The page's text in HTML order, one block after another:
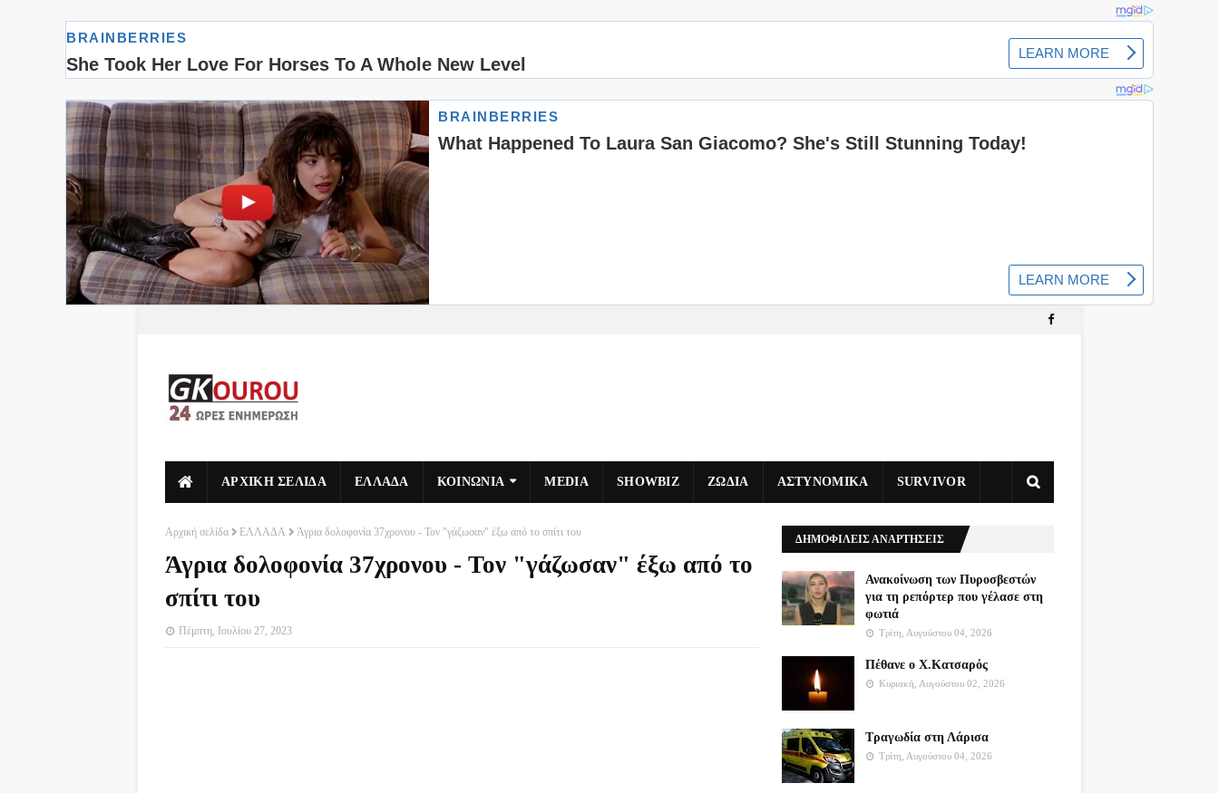
ΑΡΧΙΚΗ ΣΕΛΙΔΑ ΕΛΛΑΔΑ ΚΟΙΝΩΝΙΑ MEDIA SHOWBIZ ΖΩΔΙΑ ΑΣΤΥΝΟΜΙΚΑ SURVIVOR
Αρχική σελίδα ΕΛΛΑΔΑ Άγρια δολοφονία 37χρονου - Τον "γάζωσαν" έξω από το σπίτι του
Άγρια δολοφονία 37χρονου - Τον "γάζωσαν" έξω από το
σπίτι του
Πέμπτη, Ιουλίου 27, 2023
ΔΗΜΟΦΙΛΕΙΣ ΑΝΑΡΤΗΣΕΙΣ
Ανακοίνωση των Πυροσβεστών
για τη ρεπόρτερ που γέλασε στη
φωτιά
Τρίτη, Αυγούστου 04, 2026
Πέθανε ο Χ.Κατσαρός
Κυριακή, Αυγούστου 02, 2026
Τραγωδία στη Λάρισα
Τρίτη, Αυγούστου 04, 2026